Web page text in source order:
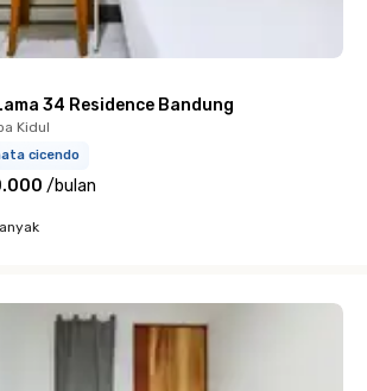
34 Residence Bandung
Kidul
cicendo
/bulan